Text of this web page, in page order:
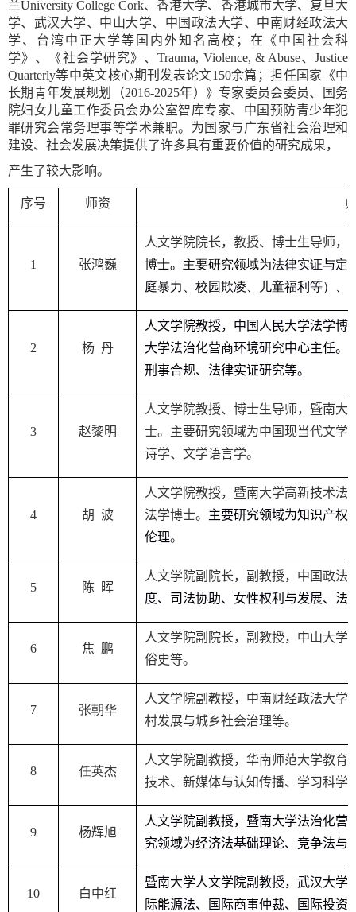
兰University College Cork、香港大学、香港城市大学、复旦大
学、武汉大学、中山大学、中国政法大学、中南财经政法大
学、台湾中正大学等国内外知名高校；在《中国社会科
学》、《社会学研究》、Trauma, Violence, & Abuse、 Justice
Quarterly等中英文核心期刊发表论文150余篇；担任国家《中
长期青年发展规划（2016-2025年）》专家委员会委员、国务
院妇女儿童工作委员会办公室智库专家、中国预防青少年犯
罪研究会常务理事等学术兼职。为国家与广东省社会治理和
建设、社会发展决策提供了许多具有重要价值的研究成果，
产生了较大影响。
序号 师资
1 张鸿巍
人文学院院长，教授、博士生导师，
博士。 主要研究领域为法律实证与定
庭暴力、校园欺凌、儿童福利等）、
2 杨 丹
人文学院教授，中国人民大学法学博
大学法治化营商环境研究中心主任。
刑事合规、法律实证研究等。
3 赵黎明
人文学院教授、博士生导师，暨南大
士。 主要研究领域为中国现当代文学
诗学、文学语言学。
4 胡 波
人文学院教授，暨南大学高新技术法
法学博士。 主要研究领域为知识产权
伦理。
5 陈 晖
人文学院副院长，副教授， 中国政法
度、司法协助、女性权利与发展、法
6 焦 鹏
人文学院副院长，副教授，中山大学
俗史等。
7 张朝华
人文学院副教授， 中南财经政法大学
村发展与城乡社会治理等。
8 任英杰
人文学院副教授，华南师范大学教育
技术、新媒体与认知传播、学习科学
9 杨辉旭
人文学院副教授，暨南大学法治化营
究领域为经济法基础理论、竞争法与
10 白中红
暨南大学人文学院副教授， 武汉大学
际能源法、国际商事仲裁、国际投资